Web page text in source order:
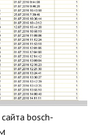
bosch-